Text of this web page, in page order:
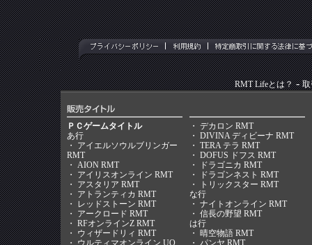
RMT Lifeとは？-取
ＰＣゲームタイトル
あ行
・ アイエルソウルブリンガー
RMT
・ AION RMT
・ アイリスオンライン RMT
・ アスタリア RMT
・ アトランティカ RMT
・ レッドストーン RMT
・ アークロード RMT
・ RFオンラインZ RMT
・ ウィザードリィ RMT
・ ウルティマオンライン UO
・ デカロン RMT
・ DIVINA ディビーナ RMT
・ TERA テラ RMT
・ DOFUS ドフス RMT
・
ドラゴニカ RMT
・
ドラゴンネスト RMT
・
トリックスター RMT
な行
・ ナイトオンライン RMT
・ 信長の野望 RMT
は行
・ 晴空物語 RMT
・ パンヤ RMT